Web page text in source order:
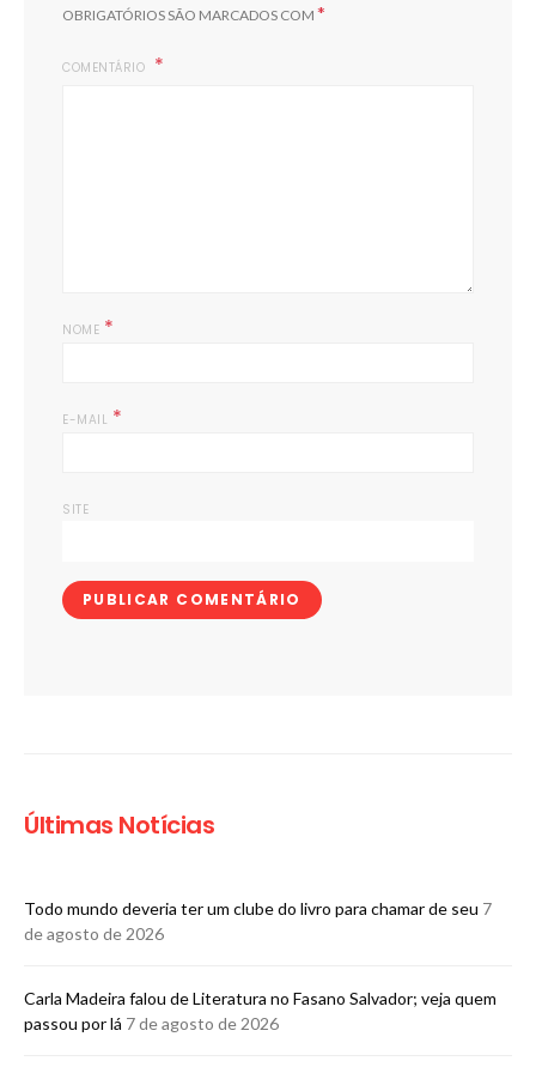
OBRIGATÓRIOS SÃO MARCADOS COM *
COMENTÁRIO
NOME *
E-MAIL *
SITE
Últimas Notícias
Todo mundo deveria ter um clube do livro para chamar de seu 7
de agosto de 2026
Carla Madeira falou de Literatura no Fasano Salvador; veja quem
passou por lá 7 de agosto de 2026